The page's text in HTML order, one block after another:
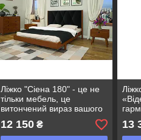
Ліжко "Сіена 180" - це не
тільки мебель, це
витончений вираз вашого
стилю та комфорту.
12 150₴ 13